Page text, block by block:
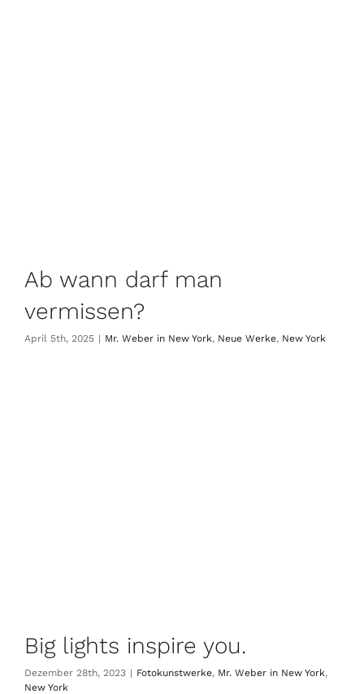
Ab wann darf man
vermissen?
April 5th, 2025 | Mr. Weber in New York, Neue Werke, New York
Big lights inspire you.
Dezember 28th, 2023 | Fotokunstwerke, Mr. Weber in New York,
New York